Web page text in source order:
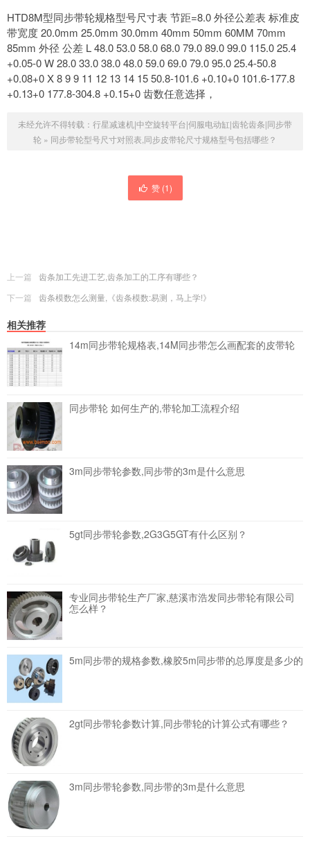
HTD8M型同步带轮规格型号尺寸表 节距=8.0 外径公差表 标准皮
带宽度 20.0mm 25.0mm 30.0mm 40mm 50mm 60MM 70mm
85mm 外径 公差 L 48.0 53.0 58.0 68.0 79.0 89.0 99.0 115.0 25.4
+0.05-0 W 28.0 33.0 38.0 48.0 59.0 69.0 79.0 95.0 25.4-50.8
+0.08+0 X 8 9 9 11 12 13 14 15 50.8-101.6 +0.10+0 101.6-177.8
+0.13+0 177.8-304.8 +0.15+0 齿数任意选择，
未经允许不得转载： 行星减速机|中空旋转平台|伺服电动缸|齿轮齿条|同步带
轮 » 同步带轮型号尺寸对照表,同步皮带轮尺寸规格型号包括哪些？
赞 (1)
上一篇
齿条加工先进工艺,齿条加工的工序有哪些？
下一篇
齿条模数怎么测量,《齿条模数:易测，马上学!》
相关推荐
14m同步带轮规格表,14M同步带怎么画配套的皮带轮
同步带轮 如何生产的,带轮加工流程介绍
3m同步带轮参数,同步带的3m是什么意思
5gt同步带轮参数,2G3G5GT有什么区别？
专业同步带轮生产厂家,慈溪市浩发同步带轮有限公司
怎么样？
5m同步带的规格参数,橡胶5m同步带的总厚度是多少的
2gt同步带轮参数计算,同步带轮的计算公式有哪些？
3m同步带轮参数,同步带的3m是什么意思